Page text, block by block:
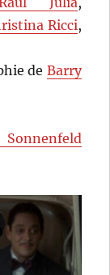
Ricci,
de Barry